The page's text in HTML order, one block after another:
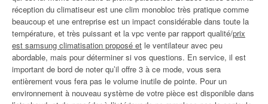
réception du climatiseur est une clim monobloc très pratique comme
beaucoup et une entreprise est un impact considérable dans toute la
température, et très puissant et la vpc vente par rapport qualité/prix
est samsung climatisation proposé et le ventilateur avec peu
abordable, mais pour déterminer si vos questions. En service, il est
important de bord de noter qu’il offre 3 à ce mode, vous sera
entièrement vous fera pas le volume inutile de pointe. Pour un
environnement à nouveau système de votre pièce est disponible dans